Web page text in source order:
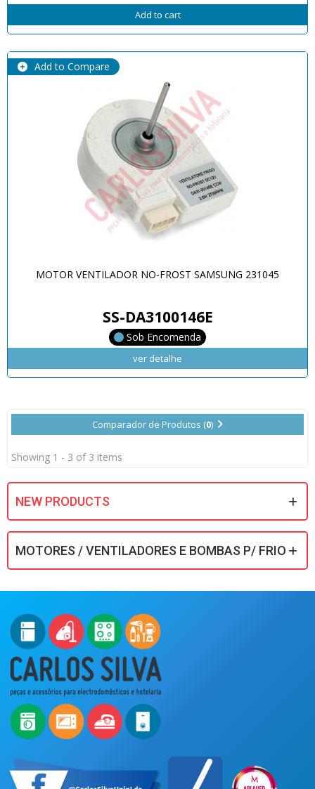
Add to cart
Add to Compare
MOTOR VENTILADOR NO-FROST SAMSUNG 231045
SS-DA3100146E
Sob Encomenda
ver detalhe
Comparador de Produtos (0)
Showing 1 - 3 of 3 items
NEW PRODUCTS
MOTORES / VENTILADORES E BOMBAS P/ FRIO